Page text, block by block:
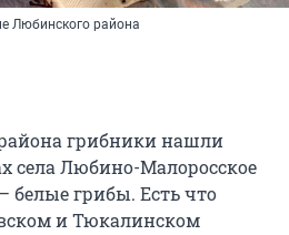
Любинского района
грибники нашли
села Любино-Малоросское
белые грибы. Есть что
и Тюкалинском